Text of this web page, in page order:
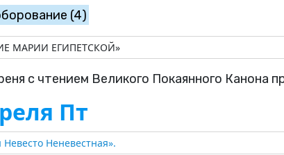
(4)
МАРИИ ЕГИПЕТСКОЙ»
с чтением Великого Покаянного Канона
Пт
Невесто Неневестная».